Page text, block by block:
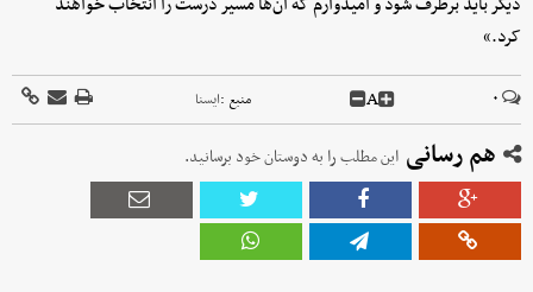
کرد.»
۰ A منبع :ايسنا
هم رسانی این مطلب را به دوستان خود برسانید.